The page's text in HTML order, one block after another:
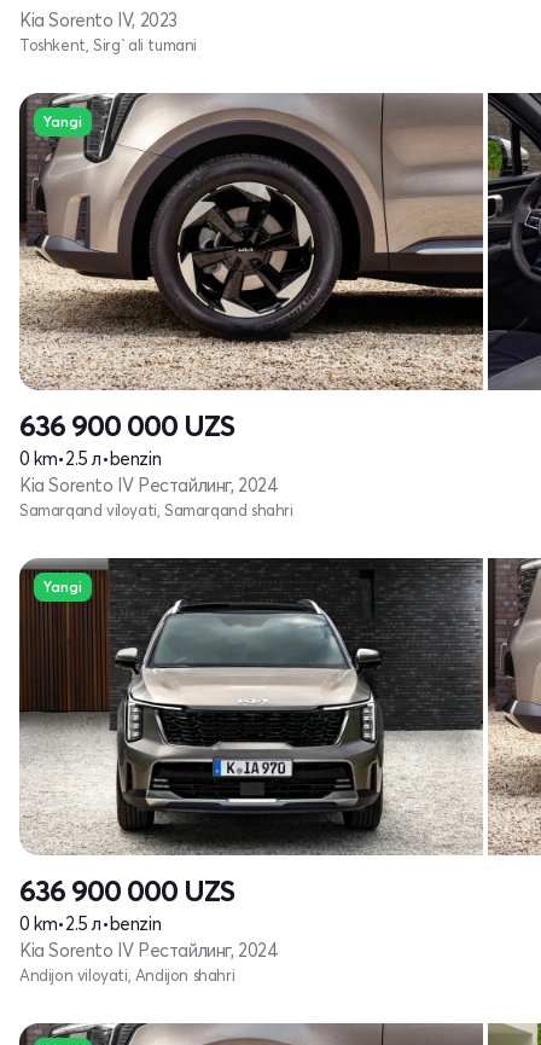
Kia Sorento IV, 2023
Toshkent, Sirg`ali tumani
Yangi
636 900 000 UZS
0 km•2.5 л• benzin
Kia Sorento IV Рестайлинг, 2024
Samarqand viloyati, Samarqand shahri
Yangi
636 900 000 UZS
0 km•2.5 л• benzin
Kia Sorento IV Рестайлинг, 2024
Andijon viloyati, Andijon shahri